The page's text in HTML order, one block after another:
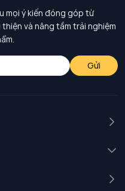
mọi ý kiến đóng góp từ
và nâng tầm trải nghiệm
Gửi